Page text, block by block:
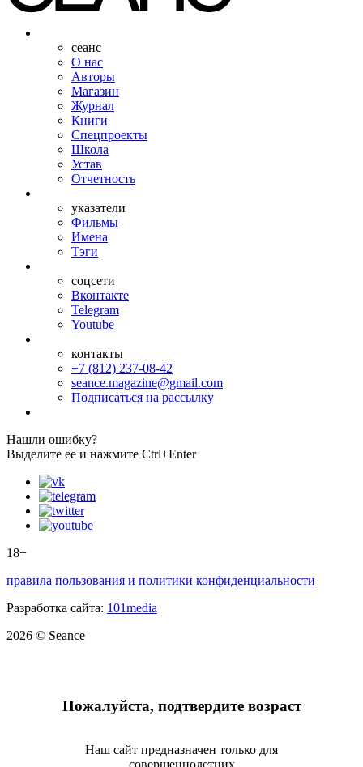
сеанс
О нас
Авторы
Магазин
Журнал
Книги
Спецпроекты
Школа
Устав
Отчетность
указатели
Фильмы
Имена
Тэги
соцсети
Вконтакте
Telegram
Youtube
контакты
+7 (812) 237-08-42
seance.magazine@gmail.com
Подписаться на рассылку
Нашли ошибку?
Выделите ее и нажмите Ctrl+Enter
18+
правила пользования и политики конфиденциальности
Разработка сайта: 101media
2026 © Seance
Пожалуйста, подтвердите возраст
Наш сайт предназначен только для